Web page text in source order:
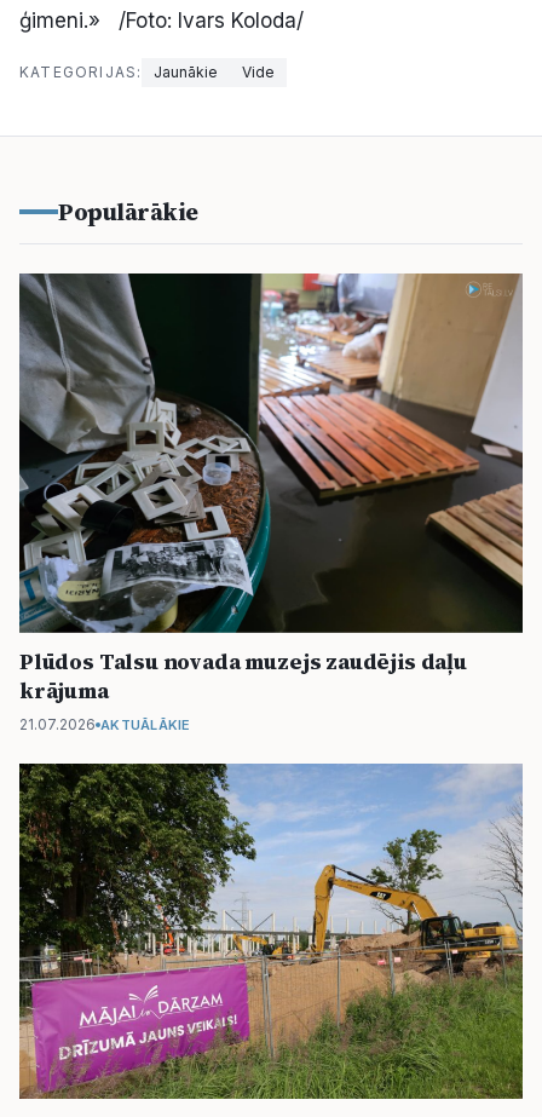
ģimeni.» /Foto: Ivars Koloda/
KATEGORIJAS: Jaunākie Vide
Populārākie
Plūdos Talsu novada muzejs zaudējis daļu
krājuma
21.07.2026 AKTUĀLĀKIE